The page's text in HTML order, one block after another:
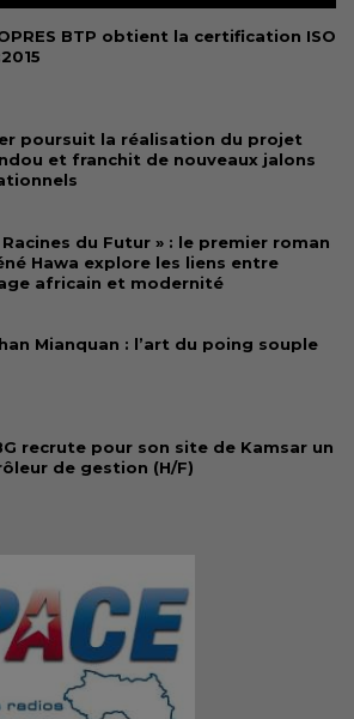
BTP obtient la certification ISO
poursuit la réalisation du projet
et franchit de nouveaux jalons
Racines du Futur » : le premier roman
Hawa explore les liens entre
africain et modernité
Mianquan : l’art du poing souple
recrute pour son site de Kamsar un
de gestion (H/F)